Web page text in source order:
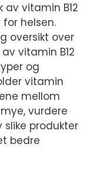
vitamin B12
helsen.
oversikt over
vitamin B12
og
vitamin
mellom
vurdere
produkter
bedre